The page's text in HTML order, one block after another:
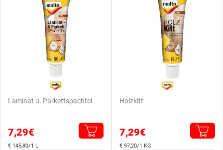
Laminat u. Parkettspachtel
7,29€
€ 145,80/1 L
Holzkitt
7,29€
€ 97,20/1 KG